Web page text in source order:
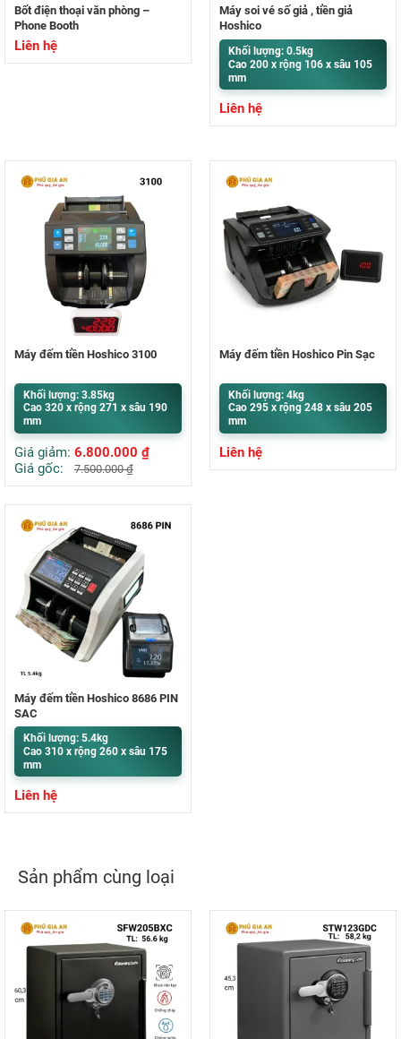
Bốt điện thoại văn phòng –
Phone Booth
Liên hệ
Máy soi vé số giả , tiền giả
Hoshico
Khối lượng: 0.5kg
Cao 200 x rộng 106 x sâu 105
mm
Liên hệ
Máy đếm tiền Hoshico 3100
Khối lượng: 3.85kg
Cao 320 x rộng 271 x sâu 190
mm
Giá giảm: 6.800.000 ₫
Giá gốc:
7.500.000₫
Máy đếm tiền Hoshico Pin Sạc
Khối lượng: 4kg
Cao 295 x rộng 248 x sâu 205
mm
Liên hệ
Máy đếm tiền Hoshico 8686 PIN
SẠC
Khối lượng: 5.4kg
Cao 310 x rộng 260 x sâu 175
mm
Liên hệ
Sản phẩm cùng loại